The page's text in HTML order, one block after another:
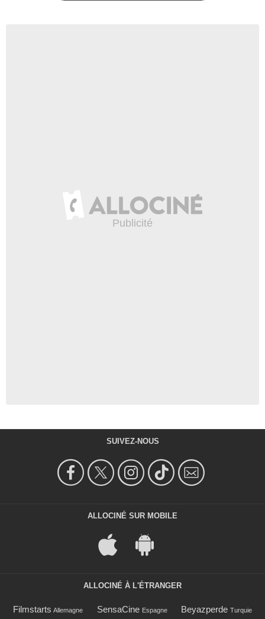
SUIVEZ-NOUS
ALLOCINÉ SUR MOBILE
ALLOCINÉ À L'ÉTRANGER
Filmstarts Allemagne SensaCine Espagne Beyazperde Turquie